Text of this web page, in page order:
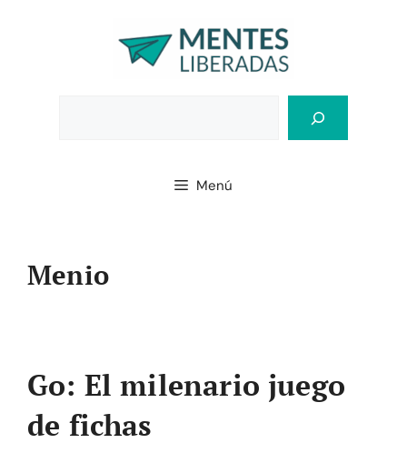
Menú
Menio
Go: El milenario juego
de fichas